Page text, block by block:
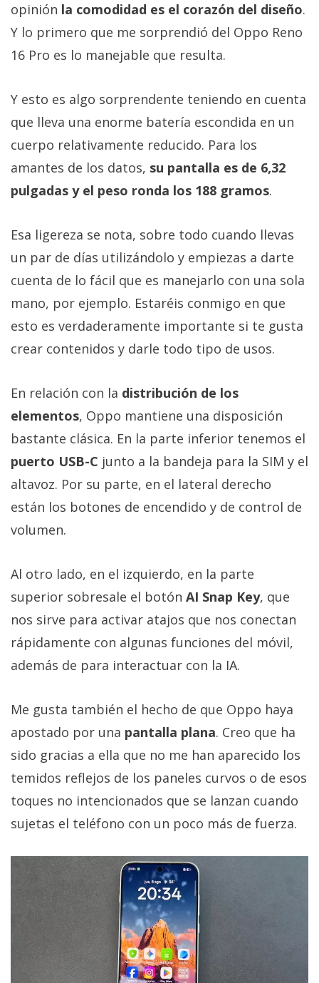
opinión la comodidad es el corazón del diseño.
Y lo primero que me sorprendió del Oppo Reno
16 Pro es lo manejable que resulta.
Y esto es algo sorprendente teniendo en cuenta
que lleva una enorme batería escondida en un
cuerpo relativamente reducido. Para los
amantes de los datos, su pantalla es de 6,32
pulgadas y el peso ronda los 188 gramos.
Esa ligereza se nota, sobre todo cuando llevas
un par de días utilizándolo y empiezas a darte
cuenta de lo fácil que es manejarlo con una sola
mano, por ejemplo. Estaréis conmigo en que
esto es verdaderamente importante si te gusta
crear contenidos y darle todo tipo de usos.
En relación con la distribución de los
elementos, Oppo mantiene una disposición
bastante clásica. En la parte inferior tenemos el
puerto USB-C junto a la bandeja para la SIM y el
altavoz. Por su parte, en el lateral derecho
están los botones de encendido y de control de
volumen.
Al otro lado, en el izquierdo, en la parte
superior sobresale el botón AI Snap Key, que
nos sirve para activar atajos que nos conectan
rápidamente con algunas funciones del móvil,
además de para interactuar con la IA.
Me gusta también el hecho de que Oppo haya
apostado por una pantalla plana. Creo que ha
sido gracias a ella que no me han aparecido los
temidos reflejos de los paneles curvos o de esos
toques no intencionados que se lanzan cuando
sujetas el teléfono con un poco más de fuerza.